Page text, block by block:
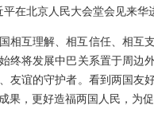
在北京人民大会堂会见来华
相互理解、相互信任、相互
终将发展中巴关系置于周边
友谊的守护者。看到两国友
果，更好造福两国人民，为